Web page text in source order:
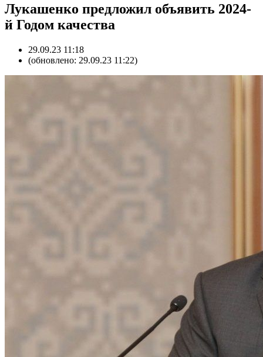
Лукашенко предложил объявить 2024-
й Годом качества
29.09.23 11:18
(обновлено: 29.09.23 11:22)